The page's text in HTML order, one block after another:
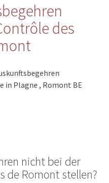
des
in Plagne , Romont BE
nicht bei der
de Romont stellen?